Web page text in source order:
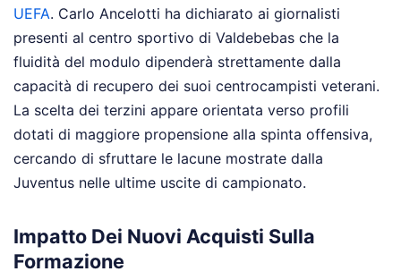
UEFA. Carlo Ancelotti ha dichiarato ai giornalisti
presenti al centro sportivo di Valdebebas che la
fluidità del modulo dipenderà strettamente dalla
capacità di recupero dei suoi centrocampisti veterani.
La scelta dei terzini appare orientata verso profili
dotati di maggiore propensione alla spinta offensiva,
cercando di sfruttare le lacune mostrate dalla
Juventus nelle ultime uscite di campionato.
Impatto Dei Nuovi Acquisti Sulla
Formazione